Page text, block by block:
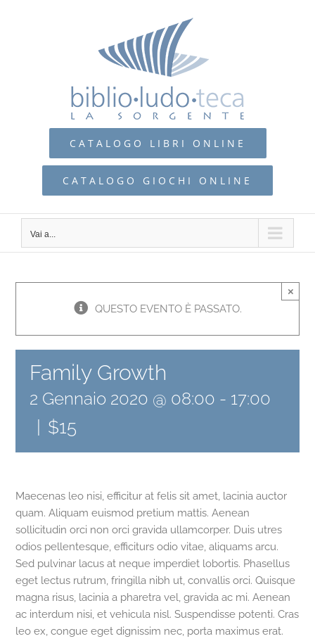
CATALOGO LIBRI ONLINE
CATALOGO GIOCHI ONLINE
Vai a...
QUESTO EVENTO È PASSATO.
×
Family Growth
2 Gennaio 2020 @ 08:00 - 17:00
$15
Maecenas leo nisi, efficitur at felis sit amet, lacinia auctor
quam. Aliquam euismod pretium mattis. Aenean
sollicitudin orci non orci gravida ullamcorper. Duis utres
odios pellentesque, efficiturs odio vitae, aliquams arcu.
Sed pulvinar lacus at neque imperdiet lobortis. Phasellus
eget lectus rutrum, fringilla nibh ut, convallis orci. Quisque
magna risus, lacinia a pharetra vel, gravida ac mi. Aenean
ac interdum nisi, et vehicula nisl. Suspendisse potenti. Cras
leo ex, congue eget dignissim nec, porta maximus erat.